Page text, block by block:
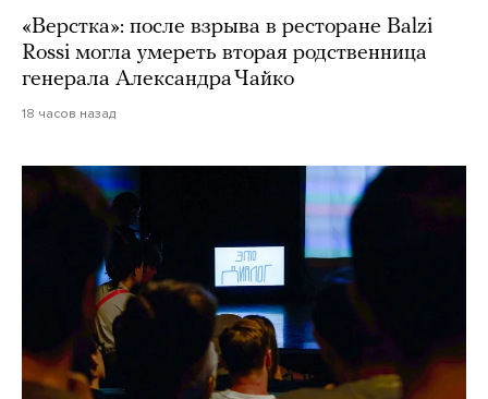
«Верстка»: после взрыва в ресторане Balzi
Rossi могла умереть вторая родственница
генерала Александра Чайко
18 часов назад